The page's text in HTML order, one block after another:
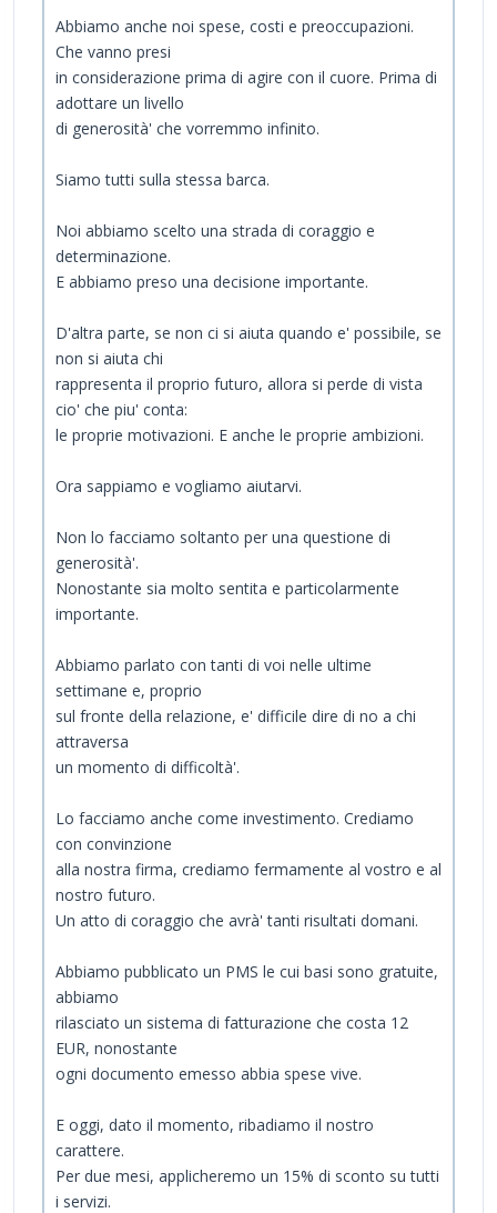
Abbiamo anche noi spese, costi e preoccupazioni.
Che vanno presi
in considerazione prima di agire con il cuore. Prima di
adottare un livello
di generosità' che vorremmo infinito.
Siamo tutti sulla stessa barca.
Noi abbiamo scelto una strada di coraggio e
determinazione.
E abbiamo preso una decisione importante.
D'altra parte, se non ci si aiuta quando e' possibile, se
non si aiuta chi
rappresenta il proprio futuro, allora si perde di vista
cio' che piu' conta:
le proprie motivazioni. E anche le proprie ambizioni.
Ora sappiamo e vogliamo aiutarvi.
Non lo facciamo soltanto per una questione di
generosità'.
Nonostante sia molto sentita e particolarmente
importante.
Abbiamo parlato con tanti di voi nelle ultime
settimane e, proprio
sul fronte della relazione, e' difficile dire di no a chi
attraversa
un momento di difficoltà'.
Lo facciamo anche come investimento. Crediamo
con convinzione
alla nostra firma, crediamo fermamente al vostro e al
nostro futuro.
Un atto di coraggio che avrà' tanti risultati domani.
Abbiamo pubblicato un PMS le cui basi sono gratuite,
abbiamo
rilasciato un sistema di fatturazione che costa 12
EUR, nonostante
ogni documento emesso abbia spese vive.
E oggi, dato il momento, ribadiamo il nostro
carattere.
Per due mesi, applicheremo un 15% di sconto su tutti
i servizi.